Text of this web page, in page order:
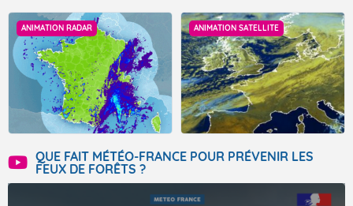
ANIMATION RADAR ANIMATION SATELLITE
QUE FAIT MÉTÉO-FRANCE POUR PRÉVENIR LES
FEUX DE FORÊTS ?